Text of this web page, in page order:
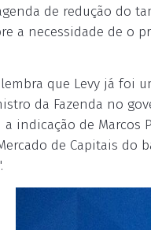
de redução do
a necessidade de o
que Levy já foi
da Fazenda no
indicação de Marcos
de Capitais do